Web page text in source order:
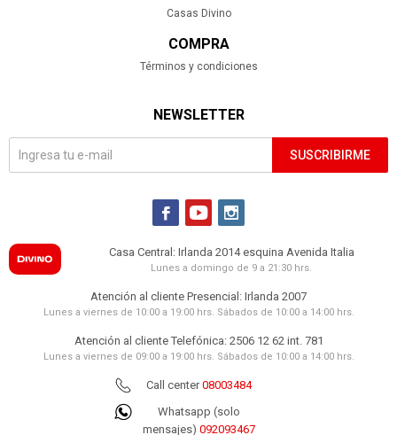
Casas Divino
COMPRA
Términos y condiciones
NEWSLETTER
SUSCRIBIRME
  
Casa Central: Irlanda 2014 esquina Avenida Italia
Lunes a domingo de 9 a 21:30 hrs.
Atención al cliente Presencial: Irlanda 2007
Lunes a viernes de 10:00 a 19:00 hrs. Sábados de 10:00 a 14:00 hrs.
Atención al cliente Telefónica: 2506 12 62 int. 781
Lunes a viernes de 09:00 a 19:00 hrs. Sábados de 10:00 a 14:00 hrs.
Call center08003484
Whatsapp (solo
mensajes) 092093467